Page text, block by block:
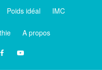
Poids idéal IMC
A propos
facebookYoutube